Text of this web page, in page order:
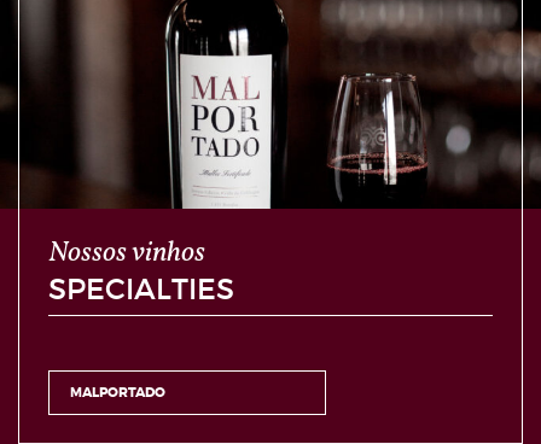
Nossos vinhos
SPECIALTIES
MALPORTADO